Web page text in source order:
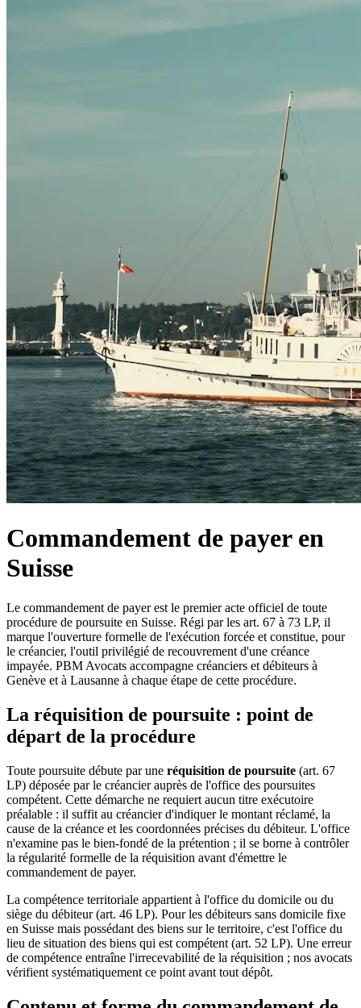
Commandement de payer en
Suisse
Le commandement de payer est le premier acte officiel de toute
procédure de poursuite en Suisse. Régi par les art. 67 à 73 LP, il
marque l'ouverture formelle de l'exécution forcée et constitue, pour
le créancier, l'outil privilégié de recouvrement d'une créance
impayée. PBM Avocats accompagne créanciers et débiteurs à
Genève et à Lausanne à chaque étape de cette procédure.
La réquisition de poursuite : point de
départ de la procédure
Toute poursuite débute par une réquisition de poursuite (art. 67
LP) déposée par le créancier auprès de l'office des poursuites
compétent. Cette démarche ne requiert aucun titre exécutoire
préalable : il suffit au créancier d'indiquer le montant réclamé, la
cause de la créance et les coordonnées précises du débiteur. L'office
n'examine pas le bien-fondé de la prétention ; il se borne à contrôler
la régularité formelle de la réquisition avant d'émettre le
commandement de payer.
La compétence territoriale appartient à l'office du domicile ou du
siège du débiteur (art. 46 LP). Pour les débiteurs sans domicile fixe
en Suisse mais possédant des biens sur le territoire, c'est l'office du
lieu de situation des biens qui est compétent (art. 52 LP). Une erreur
de compétence entraîne l'irrecevabilité de la réquisition ; nos avocats
vérifient systématiquement ce point avant tout dépôt.